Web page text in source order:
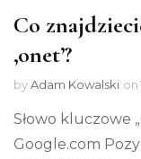
Co
‚onet’?
byAdam Kowalski on
Słowo kluczowe
Google.com